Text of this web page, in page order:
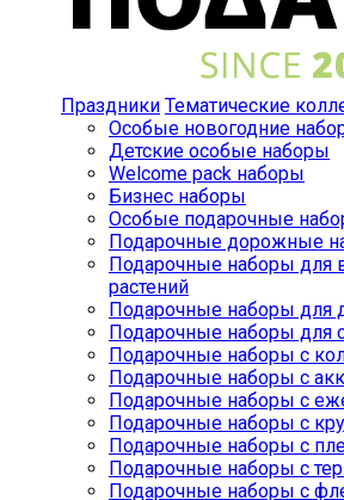
Праздники Тематические
Особые новогодние
Детские особые наборы
Welcome pack наборы
Бизнес наборы
Особые подарочные
Подарочные дорожные
Подарочные наборы для
растений
Подарочные наборы для
Подарочные наборы для
Подарочные наборы с
Подарочные наборы с
Подарочные наборы с
Подарочные наборы с
Подарочные наборы с
Подарочные наборы с
Подарочные наборы с